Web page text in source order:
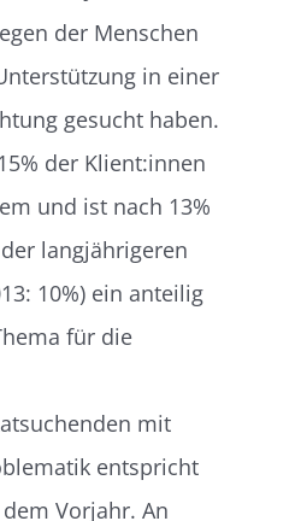
der Menschen
in einer
gesucht haben.
der Klient:innen
und ist nach 13%
langjährigeren
10%) ein anteilig
für die
mit
entspricht
Vorjahr. An